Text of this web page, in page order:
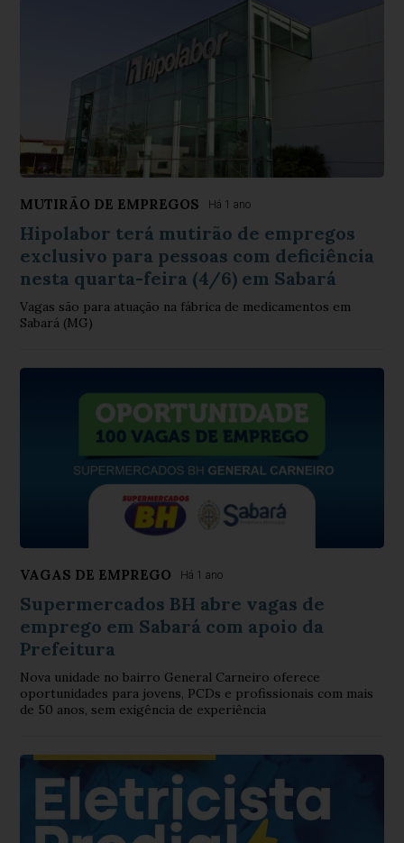
MUTIRÃO DE EMPREGOS Há 1 ano
Hipolabor terá mutirão de empregos
exclusivo para pessoas com deficiência
nesta quarta-feira (4/6) em Sabará
Vagas são para atuação na fábrica de medicamentos em
Sabará (MG)
VAGAS DE EMPREGO Há 1 ano
Supermercados BH abre vagas de
emprego em Sabará com apoio da
Prefeitura
Nova unidade no bairro General Carneiro oferece
oportunidades para jovens, PCDs e profissionais com mais
de 50 anos, sem exigência de experiência